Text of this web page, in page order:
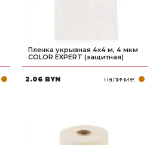
Пленка укрывная 4x4 м, 4 мкм
COLOR EXPERT (защитная)
2.06 BYN наличие: